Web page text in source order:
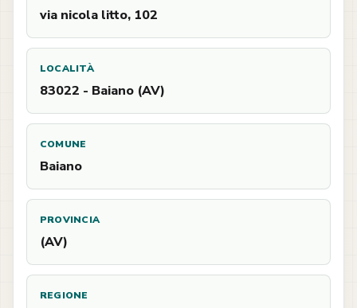
via nicola litto, 102
LOCALITÀ
83022 - Baiano (AV)
COMUNE
Baiano
PROVINCIA
(AV)
REGIONE